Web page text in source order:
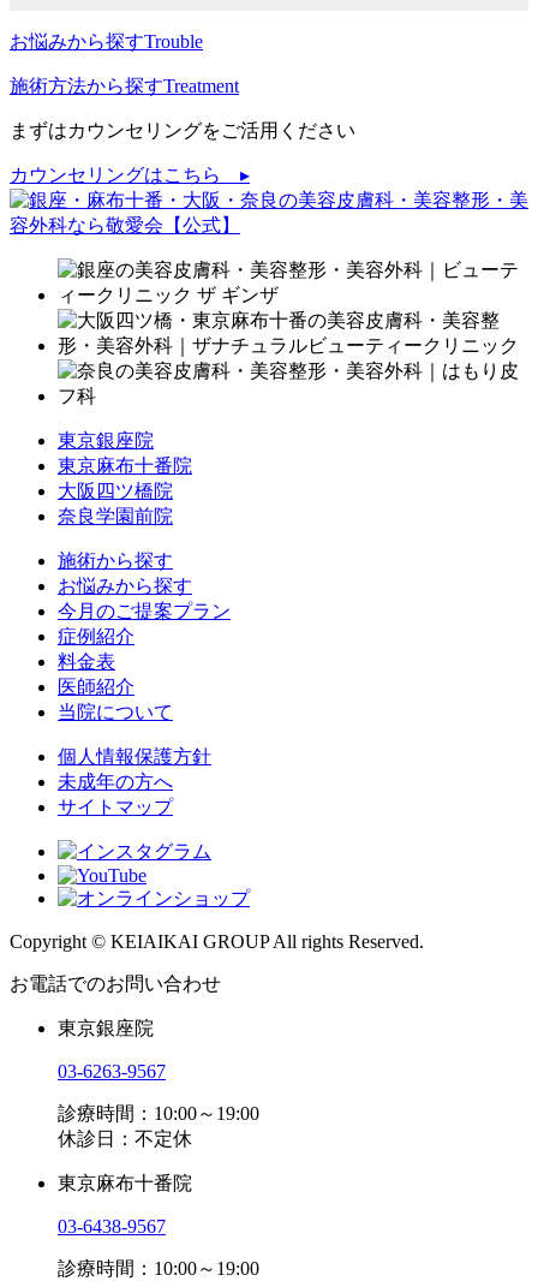
お悩みから探すTrouble
施術方法から探すTreatment
まずはカウンセリングをご活用ください
カウンセリングはこちら ▸
東京銀座院
東京麻布十番院
大阪四ツ橋院
奈良学園前院
施術から探す
お悩みから探す
今月のご提案プラン
症例紹介
料金表
医師紹介
当院について
個人情報保護方針
未成年の方へ
サイトマップ
Copyright © KEIAIKAI GROUP All rights Reserved.
お電話でのお問い合わせ
東京銀座院
03-6263-9567
診療時間：10:00～19:00
休診日：不定休
東京麻布十番院
03-6438-9567
診療時間：10:00～19:00